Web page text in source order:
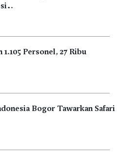
Personel, 27 Ribu
Bogor Tawarkan Safari